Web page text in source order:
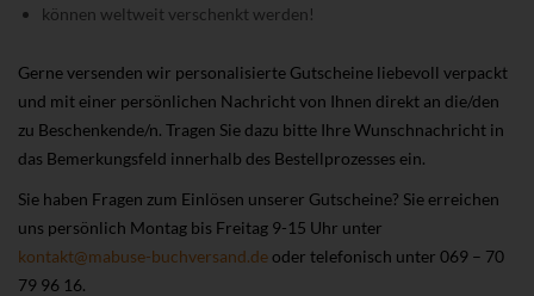
können weltweit verschenkt werden!
Gerne versenden wir personalisierte Gutscheine liebevoll verpackt
und mit einer persönlichen Nachricht von Ihnen direkt an die/den
zu Beschenkende/n. Tragen Sie dazu bitte Ihre Wunschnachricht in
das Bemerkungsfeld innerhalb des Bestellprozesses ein.
Sie haben Fragen zum Einlösen unserer Gutscheine? Sie erreichen
uns persönlich Montag bis Freitag 9-15 Uhr unter
kontakt@mabuse-buchversand.deoder telefonisch unter 069 – 70
79 96 16.